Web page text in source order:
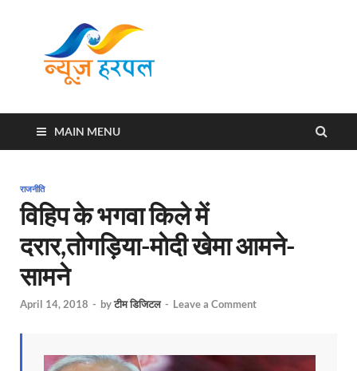
MAIN MENU
राजनीति
विहिप के भगवा किले में
दरार,ताेगड़िया-माेदी खेमा आमने-
सामने
April 14, 2018 - byटीम डिजिटल - Leave a Comment